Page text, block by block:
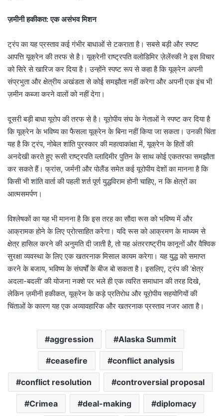
ज़मीनी हकीकत: एक असंभव मिशन
ट्रंप का यह प्रस्ताव कई गंभीर बाधाओं से टकराता है। सबसे बड़ी और स्पष्ट
आपत्ति यूक्रेन की तरफ से है। यूक्रेनी राष्ट्रपति वलोडिमिर ज़ेलेंस्की ने इस विचार
को सिरे से खारिज कर दिया है। उन्होंने स्पष्ट रूप से कहा है कि यूक्रेन अपनी
संप्रभुता और क्षेत्रीय अखंडता से कोई समझौता नहीं करेगा और अपनी एक इंच भी
ज़मीन कब्जा करने वालों को नहीं देगा।
दूसरी बड़ी बाधा यूरोप की तरफ से है। यूरोपीय संघ के नेताओं ने स्पष्ट कर दिया है
कि यूक्रेन के भविष्य का फैसला यूक्रेन के बिना नहीं किया जा सकता। उनकी चिंता
यह है कि ट्रंप, नोबेल शांति पुरस्कार की महत्वाकांक्षा में, यूक्रेन के हितों की
अनदेखी करते हुए रूसी राष्ट्रपति व्लादिमीर पुतिन के साथ कोई एकतरफा समझौता
कर सकते हैं। फ्रांस, जर्मनी और पोलैंड समेत कई यूरोपीय देशों का मानना है कि
किसी भी शांति वार्ता की पहली शर्त पूर्ण युद्धविराम होनी चाहिए, न कि क्षेत्रों का
आत्मसमर्पण।
विश्लेषकों का यह भी मानना है कि इस तरह का सौदा रूस को भविष्य में और
आक्रामक होने के लिए प्रोत्साहित करेगा। यदि रूस को आक्रमण के माध्यम से
क्षेत्र हासिल करने की अनुमति दी जाती है, तो यह अंतरराष्ट्रीय कानूनों और वैश्विक
सुरक्षा व्यवस्था के लिए एक खतरनाक मिसाल कायम करेगा। यह युद्ध को समाप्त
करने के बजाय, भविष्य के संघर्षों के बीज बो सकता है। इसलिए, ट्रंप की ‘क्षेत्र
अदला-बदली’ की योजना नक्शे पर भले ही एक त्वरित समाधान की तरह दिखे,
लेकिन ज़मीनी हकीकत, यूक्रेन के कड़े प्रतिरोध और यूरोपीय सहयोगियों की
चिंताओं के कारण यह एक अव्यावहारिक और खतरनाक प्रस्ताव नजर आता है।
aggression Alaska Summit
ceasefire conflict analysis
conflict resolution controversial proposal
Crimea deal-making diplomacy